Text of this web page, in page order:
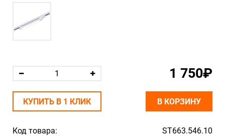
Код товара:
ST663.546.10
1 750₽
КУПИТЬ В 1 КЛИК В КОРЗИНУ